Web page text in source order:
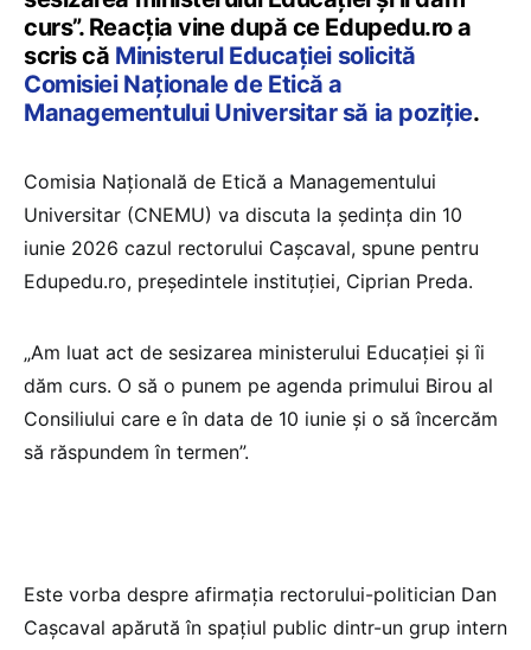
curs”. Reacția vine după ce Edupedu.ro a
scris că Ministerul Educației solicită
Comisiei Naționale de Etică a
Managementului Universitar să ia poziție.
Comisia Națională de Etică a Managementului
Universitar (CNEMU) va discuta la ședința din 10
iunie 2026 cazul rectorului Cașcaval, spune pentru
Edupedu.ro, președintele instituției, Ciprian Preda.
„Am luat act de sesizarea ministerului Educației și îi
dăm curs. O să o punem pe agenda primului Birou al
Consiliului care e în data de 10 iunie și o să încercăm
să răspundem în termen”.
Este vorba despre afirmația rectorului-politician Dan
Cașcaval apărută în spațiul public dintr-un grup intern